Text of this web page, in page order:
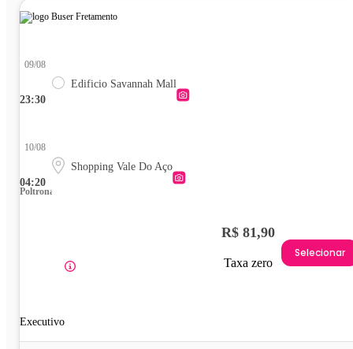
23:30
09/08
Edificio Savannah Mall
04:20
10/08
Shopping Vale Do Aço
Poltrona
Executivo
R$ 81,90
Taxa zero
Selecionar